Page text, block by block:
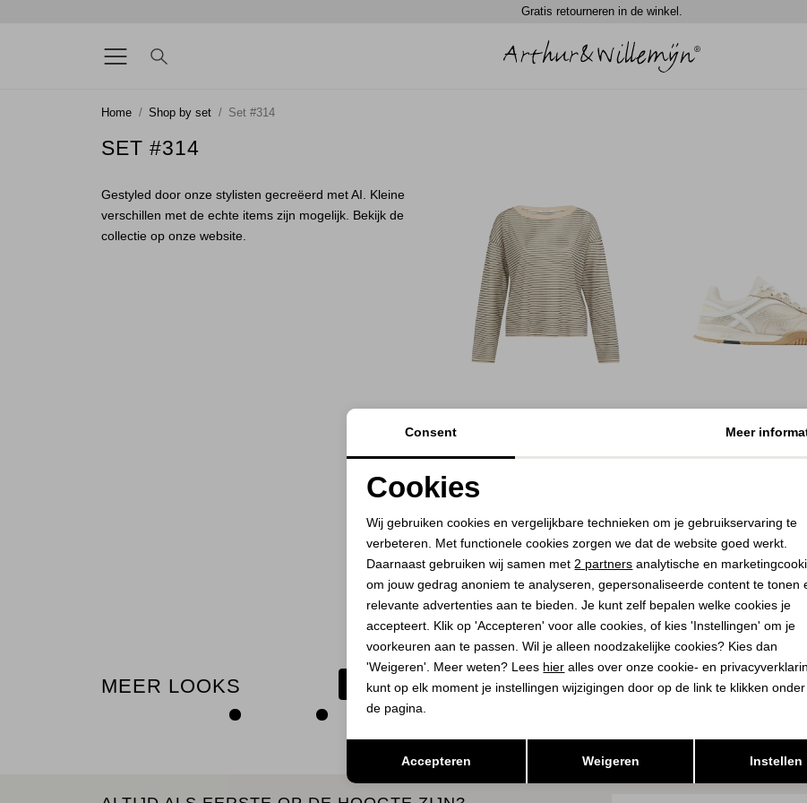
Gratis retourneren in de winkel.
Home Shop by set Set #314
SET #314
Gestyled door onze stylisten gecreëerd met AI. Kleine
verschillen met de echte items zijn mogelijk. Bekijk de
collectie op onze website.
Fine knitted stripe sweater ls
990581
48,00 59,95
PLAATS IN
SELECTEER MAAT
PLAATS IN
SELECTEER
MEER LOOKS BEKIJK BEKIJK
Analytische cookies Marketing cookies
Consent Meer
Cookies
Wij gebruiken cookies en vergelijkbare technieken om je gebruikservaring te
verbeteren. Met functionele cookies zorgen we dat de website goed werkt.
Daarnaast gebruiken wij samen met 2 partners analytische en
om jouw gedrag anoniem te analyseren, gepersonaliseerde content te tonen
relevante advertenties aan te bieden. Je kunt zelf bepalen welke cookies je
accepteert. Klik op 'Accepteren' voor alle cookies, of kies 'Instellingen' om je
voorkeuren aan te passen. Wil je alleen noodzakelijke cookies? Kies dan
'Weigeren'. Meer weten? Lees hier alles over onze cookie- en
kunt op elk moment je instellingen wijzigingen door op de link te klikken
de pagina.
Accepteren Weigeren Instellen